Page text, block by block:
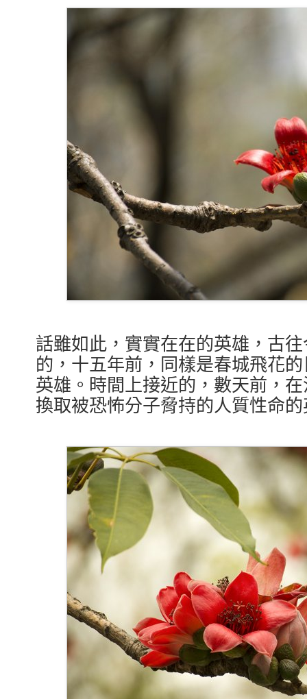
話雖如此，實實在在的英雄，古
的，十五年前，同樣是春城飛花
英雄。時間上接近的，數天前，
換取被恐怖分子脅持的人質性命